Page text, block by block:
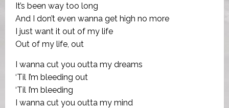
It’s been way too long
And I don’t even wanna get high no more
I just want it out of my life
Out of my life, out
I wanna cut you outta my dreams
‘Til I’m bleeding out
‘Til I’m bleeding
I wanna cut you outta my mind